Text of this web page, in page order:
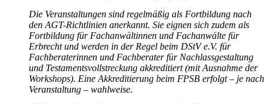
Die Veranstaltungen sind regelmäßig als Fortbildung nach
den AGT-Richtlinien anerkannt. Sie eignen sich zudem als
Fortbildung für Fachanwältinnen und Fachanwälte für
Erbrecht und werden in der Regel beim DStV e.V. für
Fachberaterinnen und Fachberater für Nachlassgestaltung
und Testamentsvollstreckung akkreditiert (mit Ausnahme der
Workshops). Eine Akkreditierung beim FPSB erfolgt – je nach
Veranstaltung – wahlweise.